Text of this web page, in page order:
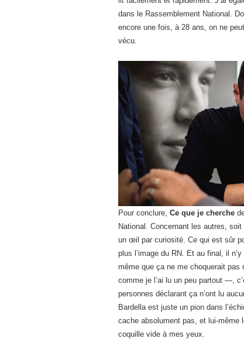
dans le Rassemblement National.
encore une fois, à 28 ans, on ne
vécu.
Pour conclure, Ce que je cherche
National. Concernant les autres,
un œil par curiosité. Ce qui est sûr
plus l’image du RN. Et au final, il
même que ça ne me choquerait pas
comme je l’ai lu un peu partout —,
personnes déclarant ça n’ont lu
Bardella est juste un pion dans
cache absolument pas, et lui-même
coquille vide à mes yeux.